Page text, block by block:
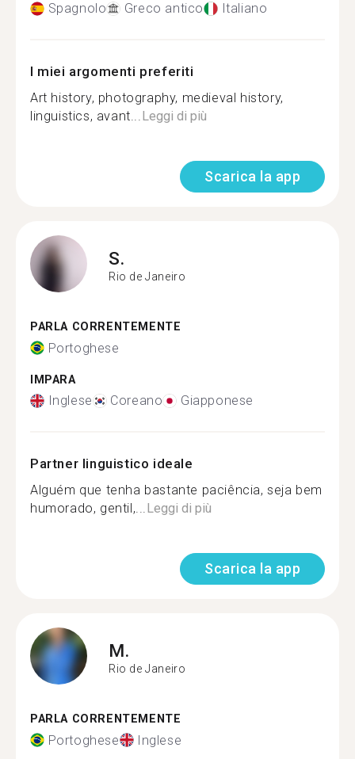
Spagnolo Greco antico Italiano
I miei argomenti preferiti
Art history, photography, medieval history,
linguistics, avant...Leggi di più
Scarica la app
S.
Rio de Janeiro
PARLA CORRENTEMENTE
Portoghese
IMPARA
Inglese Coreano Giapponese
Partner linguistico ideale
Alguém que tenha bastante paciência, seja bem
humorado, gentil,...Leggi di più
Scarica la app
M.
Rio de Janeiro
PARLA CORRENTEMENTE
Portoghese Inglese